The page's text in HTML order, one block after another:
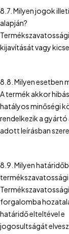
8.7. Milyen jogok
alapján?
kijavítását vagy
8.8. Milyen esetben
A termék akkor
hatályos minőségi
rendelkezik a gyártó
adott leírásban
8.9. Milyen
forgalomba
határidő elteltével e
jogosultságát